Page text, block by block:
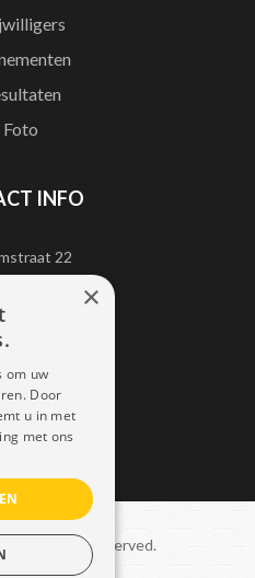
Foto
INFO
22
Lennik
All rights reserved.
×
om uw
Door
u in met
met ons